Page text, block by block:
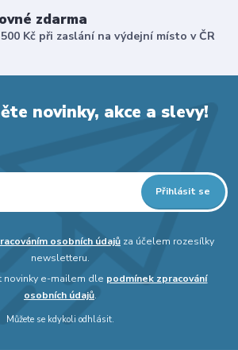
zdarma
Kč při zaslání na výdejní místo v ČR
novinky, akce a slevy!
Přihlásit se
osobních údajůza účelem rozesílky
newsletteru.
novinky e-mailem dle podmínek zpracování
osobních údajů.
Můžete se kdykoli odhlásit.